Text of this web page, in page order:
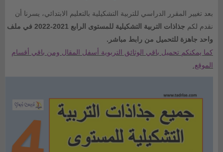
بعد تغيير المقرر الدراسي للتربية التشكيلية بالتعليم الابتدائي، يسرنا أن
نقدم لكم
جذاذات التربية التشكيلية للمستوى الرابع 2021-2022 في ملف
واحد جاهزة للتحميل من رابط مباشر.
كما يمكنكم تحميل باقي الوثائق التربوية أسفل المقال ومن باقي أقسام
الموقع.